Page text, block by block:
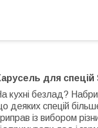
для спецій
кухні безлад?
деяких спецій
із вибором